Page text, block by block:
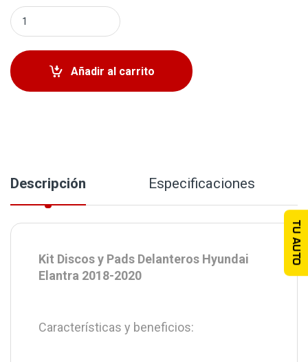
Kit Discos y Pads Delanteros Hyundai Elantra 2018-2020
Añadir al carrito
Descripción Especificaciones
Kit Discos y Pads Delanteros Hyundai
Elantra 2018-2020
Características y beneficios:
TU AUTO